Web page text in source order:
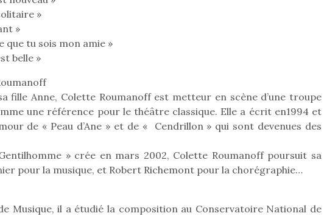
»
»
que tu sois mon amie »
belle »
fille Anne, Colette Roumanoff est metteur en scène d’une troupe
une référence pour le théâtre classique. Elle a écrit en1994 et
de « Peau d’Ane » et de « Cendrillon » qui sont devenues des
» crée en mars 2002, Colette Roumanoff poursuit sa
pour la musique, et Robert Richemont pour la chorégraphie…
Musique, il a étudié la composition au Conservatoire National de
Une loutre en peluche
pour les enfants, un
animal qui change des
Les peluches quelles
qu’elles soient, sont des
compagnons pour les
enfants. Doudou, meilleur
qui permet aux enfants
d’explorer, comprendre
et s’approprier ce qu’ils…
qu’elles soient,
compagnons
enfants. Doudou,